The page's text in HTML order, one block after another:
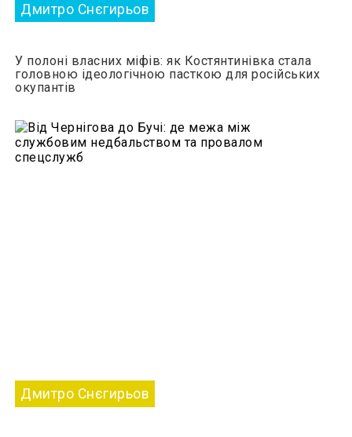
Дмитро Снєгирьов
У полоні власних міфів: як Костянтинівка стала
головною ідеологічною пасткою для російських
окупантів
Дмитро Снєгирьов